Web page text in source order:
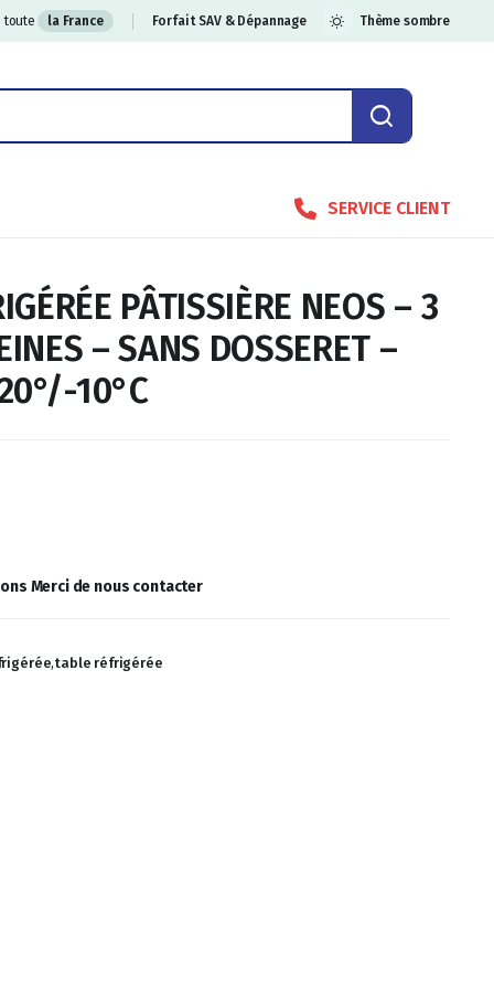
toute la France Forfait SAV & Dépannage Thème sombre
SERVICE CLIENT
PÂTISSIÈRE NEOS – 3
– SANS DOSSERET –
10°C
Merci de nous contacter
,table réfrigérée